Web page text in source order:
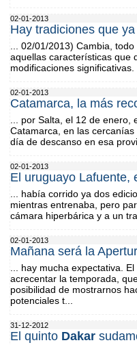
02-01-2013
Hay tradiciones que
... 02/01/2013) Cambia,
aquellas características que
modificaciones
02-01-2013
Catamarca, la más
... por Salta, el 12 de enero,
Catamarca, en las
día de descanso en esa
02-01-2013
El uruguayo Lafuente,
... había corrido ya dos
mientras entrenaba, pero
cámara hiperbárica y a un
02-01-2013
Mañana será la
... hay mucha expectativa.
acrecentar la temporada,
posibilidad de mostrarnos
potenciales t...
31-12-2012
El quinto Dakar